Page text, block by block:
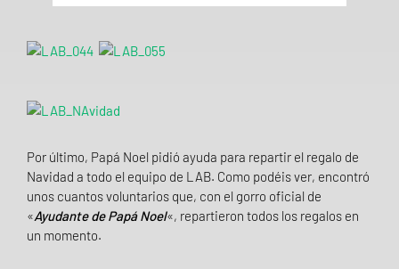
Por último, Papá Noel pidió ayuda para repartir el regalo de
Navidad a todo el equipo de LAB. Como podéis ver, encontró
unos cuantos voluntarios que, con el gorro oficial de
«Ayudante de Papá Noel«, repartieron todos los regalos en
un momento.